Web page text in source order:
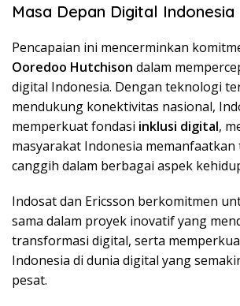
Masa Depan Digital Indonesia
Pencapaian ini mencerminkan
Ooredoo Hutchison dalam
digital Indonesia. Dengan teknologi
mendukung konektivitas nasional,
memperkuat fondasi inklusi digital,
masyarakat Indonesia
canggih dalam berbagai aspek
Indosat dan Ericsson berkomitmen
sama dalam proyek inovatif yang
transformasi digital, serta
Indonesia di dunia digital yang
pesat.